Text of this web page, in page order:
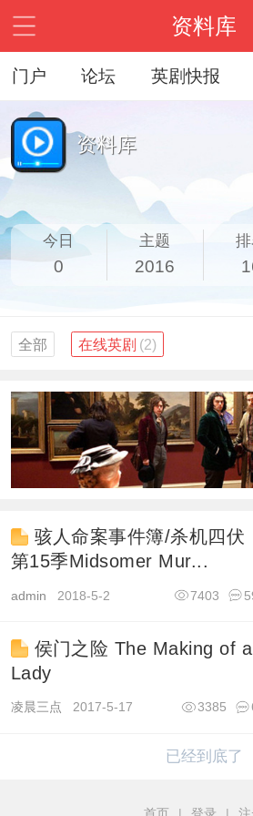
资料库
门户 论坛 英剧快报
资料库
今日
0
主题
2016
全部 在线英剧 (2)
骇人命案事件簿/杀机四伏
第15季Midsomer Mur...
admin 2018-5-2 7403
侯门之险 The Making of a
Lady
凌晨三点 2017-5-17 3385
已经到底了